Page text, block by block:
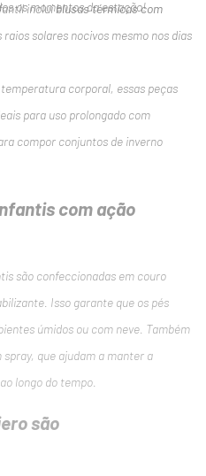
os momentos da estação!
incluiblusas térmicas com
raios solares nocivos mesmo nos dias
corporal, essas peças
para uso prolongado com
compor conjuntos de inverno
com ação
são confeccionadas em couro
Isso garante que os pés
úmidos ou com neve. Também
spray, que ajudam a manter a
longo do tempo.
são